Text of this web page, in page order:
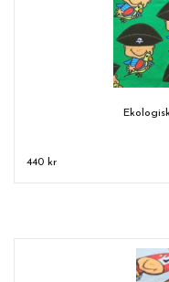
440 kr